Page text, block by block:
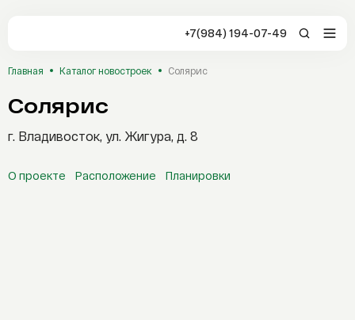
+7(984) 194-
Заказать звонок
Студия 1-комнатная
2-комнатная
+7(984) 194-07-49
Главная Каталог новостроек Солярис
Солярис
г. Владивосток, ул. Жигура, д. 8
О проекте Расположение Планировки